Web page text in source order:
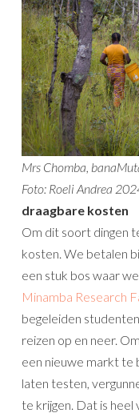
Mrs Chomba,
Foto: Roeli Andrea
draagbare kosten
Om dit soort dingen
kosten. We betalen
een stuk bos waar
Minamba Research
begeleiden
reizen op en neer.
een nieuwe markt te
laten testen,
te krijgen. Dat is heel